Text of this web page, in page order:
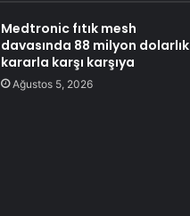
Medtronic fıtık mesh
davasında 88 milyon dolarlık
kararla karşı karşıya
Ağustos 5, 2026